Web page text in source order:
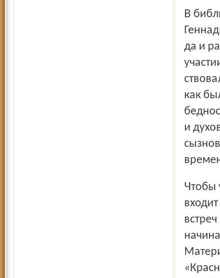
В библиотеке и познакомились мы с Татьяной
да и
как
и
Чтобы убедиться, что этот завет предков здесь снова